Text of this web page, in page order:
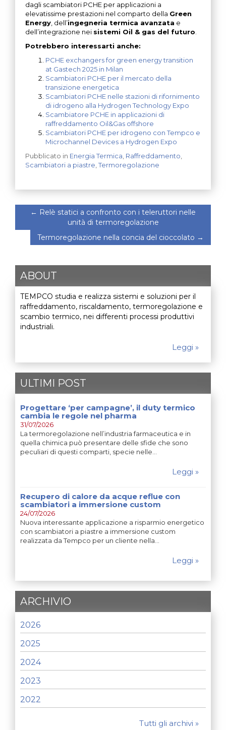
dagli scambiatori PCHE per applicazioni a
elevatissime prestazioni nel comparto della Green
Energy , dell’ingegneria termica avanzata e
dell’integrazione nei sistemi Oil & gas del futuro
Potrebbero interessarti anche:
PCHE exchangers for green energy transition
at Gastech 2025 in Milan
Scambiatori PCHE per il mercato della
transizione energetica
Scambiatori PCHE nelle stazioni di rifornimento
di idrogeno alla Hydrogen Technology Expo
Scambiatore PCHE in applicazioni di
raffreddamento Oil&Gas offshore
Scambiatori PCHE per idrogeno con Tempco e
Microchannel Devices a Hydrogen Expo
Pubblicato in Energia Termica Raffreddamento
Scambiatori a piastre ,Termoregolazione
← Relè statici a confronto con i teleruttori nelle
unità di termoregolazione
Termoregolazione nella concia del cioccolato →
ABOUT
TEMPCO studia e realizza sistemi e soluzioni per il
raffreddamento, riscaldamento, termoregolazione e
scambio termico, nei differenti processi produttivi
industriali.
Leggi »
ULTIMI POST
Progettare ‘per campagne’, il duty termico
cambia le regole nel pharma
31/07/2026
La termoregolazione nell’industria farmaceutica e in
quella chimica può presentare delle sfide che sono
peculiari di questi comparti, specie nelle…
Leggi »
Recupero di calore da acque reflue con
scambiatori a immersione custom
24/07/2026
Nuova interessante applicazione a risparmio energetico
con scambiatori a piastre a immersione custom
realizzata da Tempco per un cliente nella…
Leggi »
ARCHIVIO
2026
2025
2024
2023
2022
Tutti gli archivi »